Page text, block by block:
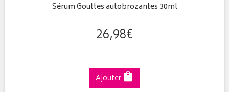
Sérum Gouttes autobrozantes 30ml
26,98€
Ajouter